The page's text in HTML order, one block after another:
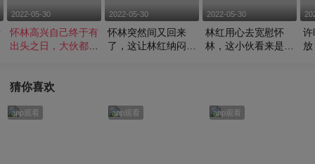
2022-05-30
怀林高兴自己终于有
出头之日，大伙都为
2022-05-30
怀林突然间又回来
了，这让林红纳闷到
2022-05-30
林红用心去宽慰怀
林，这小伙看来是难
许
猜你喜欢
app观看 app观看 app观看